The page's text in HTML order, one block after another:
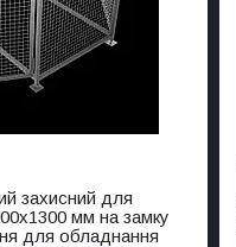
захисний для
мм на замку
для обладнання